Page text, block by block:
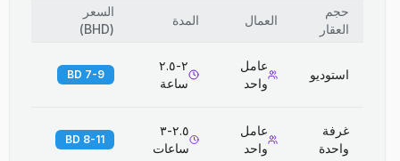
حجم
العقار
العمال المدة
السعر
(
BHD
)
استوديو
عامل
واحد
٢-٢.٥
ساعة
7-9 BD
غرفة
واحدة
عامل
واحد
٢.٥-٣
ساعات
8-11 BD